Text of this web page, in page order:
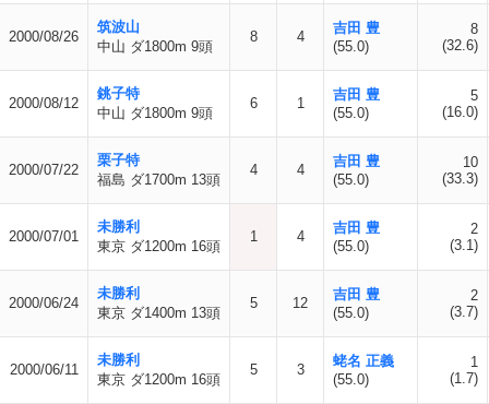
2000/08/26
筑波山
中山 ダ1800m 9頭
8 4
吉田 豊
(55.0)
8
(32.6)
2000/08/12
銚子特
中山 ダ1800m 9頭
6 1
吉田 豊
(55.0)
5
(16.0)
2000/07/22
栗子特
福島 ダ1700m 13頭
4 4
吉田 豊
(55.0)
10
(33.3)
2000/07/01
未勝利
東京 ダ1200m 16頭
1 4
吉田 豊
(55.0)
2
(3.1)
2000/06/24
未勝利
東京 ダ1400m 13頭
5 12
吉田 豊
(55.0)
2
(3.7)
2000/06/11
未勝利
東京 ダ1200m 16頭
5 3
蛯名 正義
(55.0)
1
(1.7)